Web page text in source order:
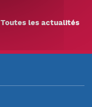
Toutes les actualités